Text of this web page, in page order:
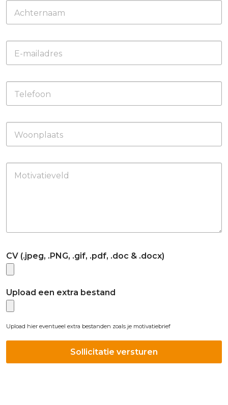
Achternaam
E-mailadres
Telefoon
Woonplaats
Motivatieveld
CV (.jpeg, .PNG, .gif, .pdf, .doc & .docx)
Upload een extra bestand
Upload hier eventueel extra bestanden zoals je motivatiebrief